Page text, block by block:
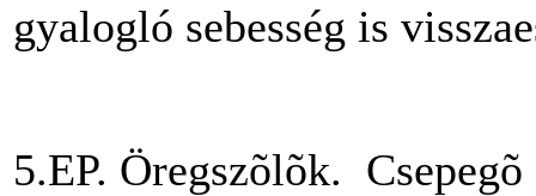
gyalogló sebesség is
5.EP. Öregszõlõk.